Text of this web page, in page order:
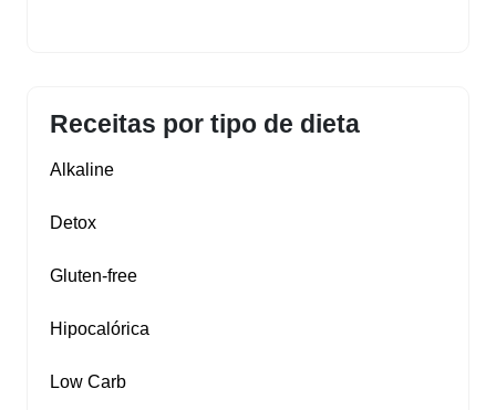
Receitas por tipo de dieta
Alkaline
Detox
Gluten‑free
Hipocalórica
Low Carb